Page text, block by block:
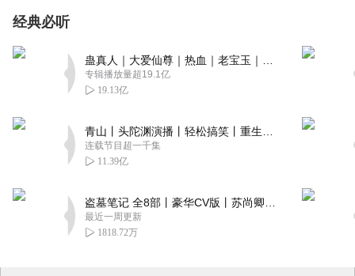
经典必听
专辑播放量超19.1亿
19.13亿
连载节目超一千集
11.39亿
最近一周更新
1818.72万